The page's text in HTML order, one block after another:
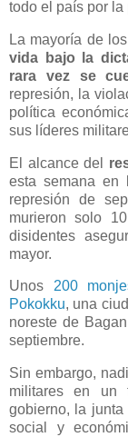
todo el país por la
La mayoría de
vida bajo la
rara vez se
represión, la
política
sus líderes
El alcance del
esta semana en
represión de
murieron solo
disidentes
mayor.
Unos 200
Pokokku, una
noreste de
septiembre.
Sin embargo,
militares en un
gobierno, la
social y